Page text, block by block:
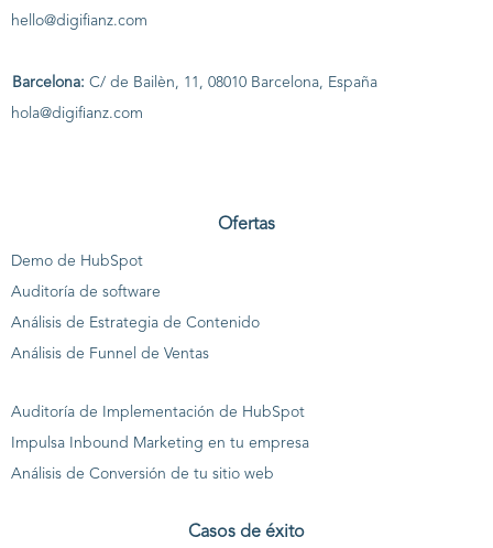
hello@digifianz.com
Barcelona: C/ de Bailèn, 11, 08010 Barcelona, España
hola@digifianz.com
Ofertas
Demo de HubSpot
Auditoría de software
Análisis de Estrategia de Contenido
Análisis de Funnel de Ventas
Auditoría de Implementación de HubSpot
Impulsa Inbound Marketing en tu empresa
Análisis de Conversión de tu sitio web
Casos de éxito